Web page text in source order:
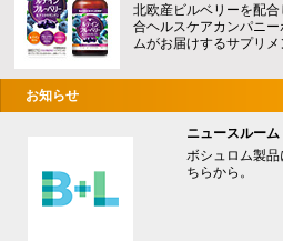
北欧産ビルベリーを配合
合ヘルスケアカンパニー
ムがお届けするサプリメ
お知らせ
ニュースルーム
ボシュロム製
ちらから。